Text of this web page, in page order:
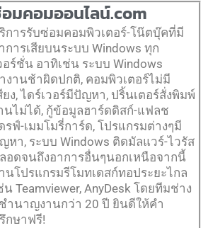
มคอมออนไลน์.com
การรับซ่อมคอมพิวเตอร์-โน๊ตบุ๊คที่มี
การเสียบนระบบ Windows ทุก
อร์ชั่น อาทิเช่น ระบบ Windows
งานช้าผิดปกติ, คอมพิวเตอร์ไม่มี
ยง, ไดร์เวอร์มีปัญหา, ปริ้นเตอร์สั่งพิมพ์
นไม่ได้, กู้ข้อมูลฮาร์ดดิสก์-แฟลช
รฟ์-เมมโมรี่การ์ด, โปรแกรมต่างๆมี
หา, ระบบ Windows ติดมัลแวร์-ไวรัส
อดจนถึงอาการอื่นๆนอกเหนือจากนี้
นโปรแกรมรีโมทเดสก์ทอประยะไกล
น Teamviewer, AnyDesk โดยทีมช่าง
ำนาญงานกว่า 20 ปี ยินดีให้คำ
กษาฟรี!